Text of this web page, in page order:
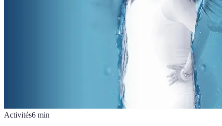
Activités6 min